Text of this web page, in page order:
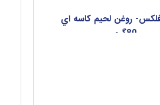
روغن لحيم کاسه اي
80گرمي